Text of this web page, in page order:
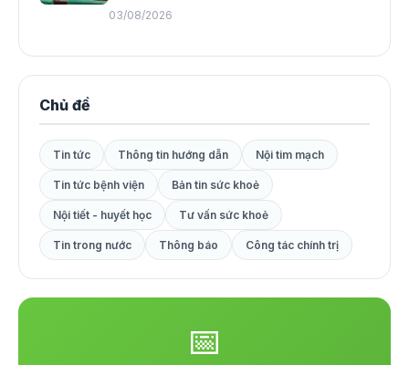
03/08/2026
Chủ đề
Tin tức Thông tin hướng dẫn Nội tim mạch
Tin tức bệnh viện Bản tin sức khoẻ
Nội tiết - huyết học Tư vấn sức khoẻ
Tin trong nước Thông báo Công tác chính trị
📅